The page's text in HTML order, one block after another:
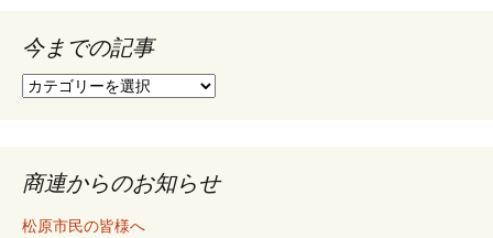
ン今までの記事
今
記
事
商連からのお知らせ
松原市民の皆様へ